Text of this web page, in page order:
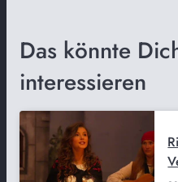
Das könnte
interessieren